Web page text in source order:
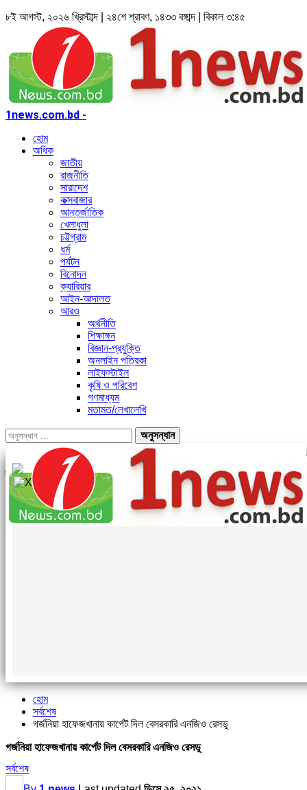
৮ই আগস্ট, ২০২৬ খ্রিস্টাব্দ | ২৪শে শ্রাবণ, ১৪৩৩ বঙ্গাব্দ | বিকাল ৩:৪৫
1news.com.bd -
হোম
অধিক
জাতীয়
রাজনীতি
সারাদেশ
কক্সবাজার
আন্তর্জাতিক
খেলাধুলা
চট্টগ্রাম
ধর্ম
পর্যটন
বিনোদন
ক্যারিয়ার
আইন-আদালত
আরও
অর্থনীতি
শিক্ষাঙ্গন
বিজ্ঞান-প্রযুক্তি
অনলাইন পত্রিকা
লাইফস্টাইল
কৃষি ও পরিবেশ
গণমাধ্যম
মতামত/লেখালেখি
বিভাগ
ট্যাগ
হোম
সর্বশেষ
গর্জনিয়া হাফেজখানায় কার্পেট দিল বেসরকারি এনজিও রেসডু
গর্জনিয়া হাফেজখানায় কার্পেট দিল বেসরকারি এনজিও রেসডু
সর্বশেষ